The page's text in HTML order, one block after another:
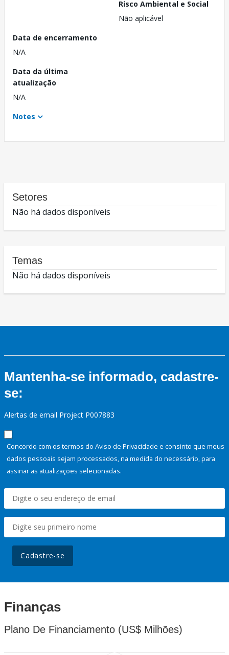
Risco Ambiental e Social
Não aplicável
Data de encerramento
N/A
Data da última
atualização
N/A
Notes
Setores
Não há dados disponíveis
Temas
Não há dados disponíveis
Mantenha-se informado, cadastre-
se:
Alertas de email Project P007883
Concordo com os termos do Aviso de Privacidade e consinto que meus
dados pessoais sejam processados, na medida do necessário, para
assinar as atualizações selecionadas.
Cadastre-se
Finanças
Plano De Financiamento (US$ Milhões)